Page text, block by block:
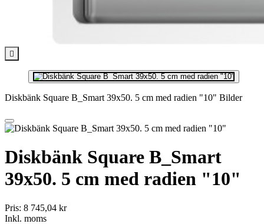

Diskbänk Square B_Smart 39x50. 5 cm med radien "10" Bilder
Diskbänk Square B_Smart
39x50. 5 cm med radien "10"
Pris: 8 745,04 kr
Inkl. moms